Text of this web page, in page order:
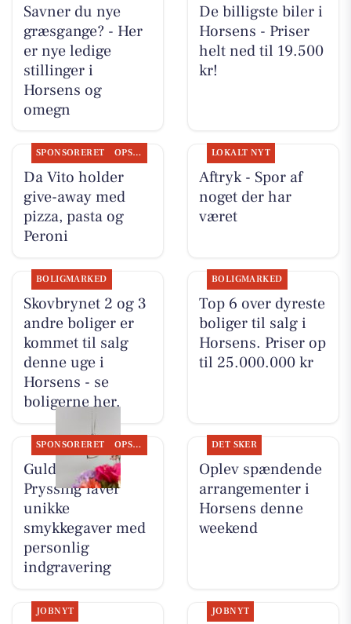
Savner du nye
græsgange? - Her
er nye ledige
stillinger i
Horsens og
omegn
De billigste biler i
Horsens - Priser
helt ned til 19.500
kr!
SPONSORERET OPSLAGSTAVLEN
Da Vito holder
give-away med
pizza, pasta og
Peroni
LOKALT NYT
Aftryk - Spor af
noget der har
været
BOLIGMARKED
Skovbrynet 2 og 3
andre boliger er
kommet til salg
denne uge i
Horsens - se
boligerne her.
BOLIGMARKED
Top 6 over dyreste
boliger til salg i
Horsens. Priser op
til 25.000.000 kr
SPONSORERET OPSLAGSTAVLEN
Guldsmed
Pryssing laver
unikke
smykkegaver med
personlig
indgravering
DET SKER
Oplev spændende
arrangementer i
Horsens denne
weekend
JOBNYT JOBNYT